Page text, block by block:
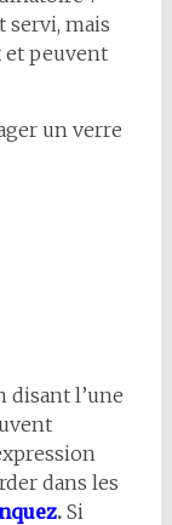
servi, mais
et peuvent
un verre
disant l’une
dans les
.Si